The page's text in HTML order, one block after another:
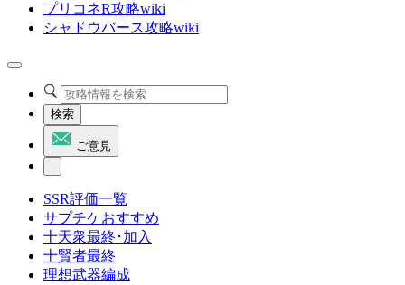
プリコネR攻略wiki
シャドウバース攻略wiki
検索
ご意見
SSR評価一覧
サプチケおすすめ
十天衆最終･加入
十賢者最終
理想武器編成